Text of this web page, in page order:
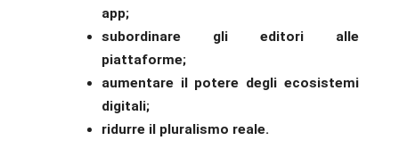
app;
subordinare gli editori alle
piattaforme;
aumentare il potere degli ecosistemi
digitali;
ridurre il pluralismo reale.